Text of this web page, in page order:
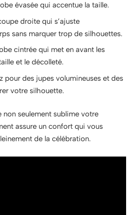
évasée qui accentue la taille.
droite qui s’ajuste
sans marquer trop de silhouettes.
cintrée qui met en avant les
et le décolleté.
pour des jupes volumineuses et des
votre silhouette.
seulement sublime votre
assure un confort qui vous
de la célébration.